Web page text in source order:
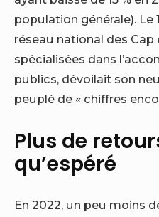
population générale). Le
réseau national des
spécialisées dans
publics, dévoilait son
peuplé de « chiffres
Plus de
qu’espéré
En 2022, un peu moins